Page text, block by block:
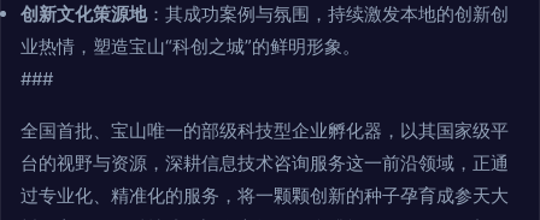
创新文化策源地：其成功案例与氛围，持续激发本地的创新创
业热情，塑造宝山“科创之城”的鲜明形象。
###
全国首批、宝山唯一的部级科技型企业孵化器，以其国家级平
台的视野与资源，深耕信息技术咨询服务这一前沿领域，正通
过专业化、精准化的服务，将一颗颗创新的种子孕育成参天大